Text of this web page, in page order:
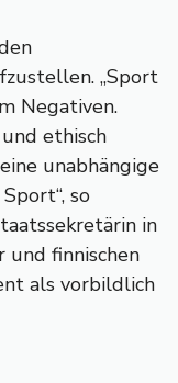
„Sport
Negativen.
ethisch
unabhängige
so
in
und finnischen
als vorbildlich